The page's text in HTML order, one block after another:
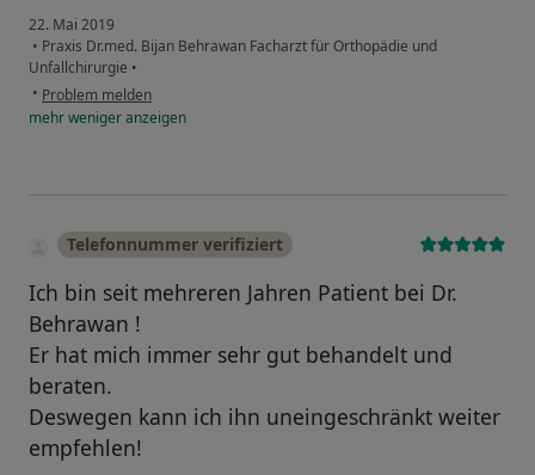
22. Mai 2019
• Praxis Dr.med. Bijan Behrawan Facharzt für Orthopädie und
Unfallchirurgie •
• Problem melden
mehrwenigeranzeigen
Telefonnummer verifiziert
Ich bin seit mehreren Jahren Patient bei Dr.
Behrawan !
Er hat mich immer sehr gut behandelt und
beraten.
Deswegen kann ich ihn uneingeschränkt weiter
empfehlen!